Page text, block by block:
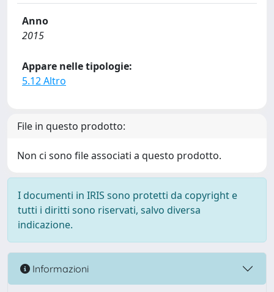
Anno
2015
Appare nelle tipologie:
5.12 Altro
File in questo prodotto:
Non ci sono file associati a questo prodotto.
I documenti in IRIS sono protetti da copyright e
tutti i diritti sono riservati, salvo diversa
indicazione.
Informazioni